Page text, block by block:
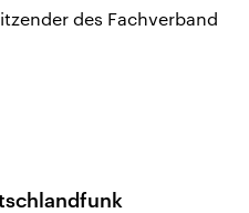
des Fachverband